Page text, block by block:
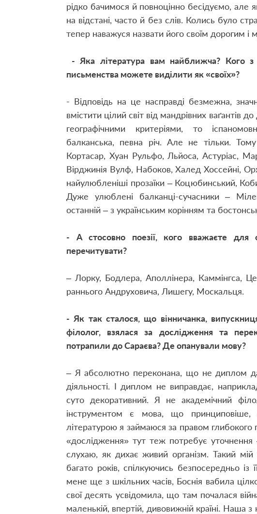
рідко бачимося й повноцінно бесідуємо, але
на відстані, часто й без слів. Колись було
тепер наважуся назвати його своїм дорогим
- Яка література вам найближча? Кого з
письменства можете виділити як «своїх»?
- Відповідь на це насправді безмежна,
вмістити цілий світ від мандрівних ваґантів
географічними критеріями, то
балканська, певна річ. Але не тільки.
Кортасар, Хуан Рульфо, Льйоса, Астуріас,
Вірджинія Вулф, Набоков, Халед Хоссейні,
найулюбленіші прозаїки – Коцюбинський,
Дуже улюблені балканці-сучасники –
останній – з українським корінням та
- А стосовно поезії, кого вважаєте для
перечитувати?
– Лорку, Бодлера, Аполлінера, Каммінгса,
раннього Андруховича, Лишегу, Москальця.
- Як так сталося, що вінничанка,
філолог, взялася за дослідження та
потрапили до Сараєва? Де опанували мову?
– Я абсолютно переконана, що не диплом
діяльності. І диплом не виправдає,
суто декоративний. Я не академічний
інструментом є мова, що
літературою я займаюся за правом глибокого
«дослідження» тут теж потребує
слухаю, як дихає живий організм. Такий
багато років, спілкуючись безпосередньо із
мене ще з шкільних часів, Боснія вабила
свої десять усвідомила, що там почалася
маленькій, впертій, дивовижній країні. Наша